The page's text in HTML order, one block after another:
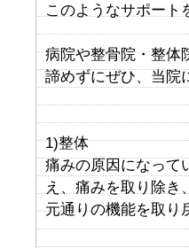
このようなサポート
病院や整骨院・整体
諦めずにぜひ、当院
1)整体
痛みの原因になって
え、痛みを取り除き
元通りの機能を取り